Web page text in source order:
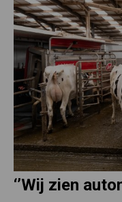
‘’Wij zien